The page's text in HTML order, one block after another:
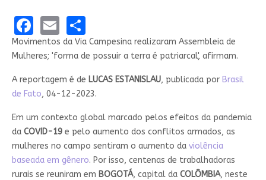
Facebook
EmailShare
Movimentos da Via Campesina realizaram Assembleia de
Mulheres; 'forma de possuir a terra é patriarcal', afirmam.
A reportagem é de LUCAS ESTANISLAU, publicada por Brasil
de Fato, 04-12-2023.
Em um contexto global marcado pelos efeitos da pandemia
da COVID-19 e pelo aumento dos conflitos armados, as
mulheres no campo sentiram o aumento da violência
baseada em gênero. Por isso, centenas de trabalhadoras
rurais se reuniram em BOGOTÁ, capital da COLÔMBIA, neste